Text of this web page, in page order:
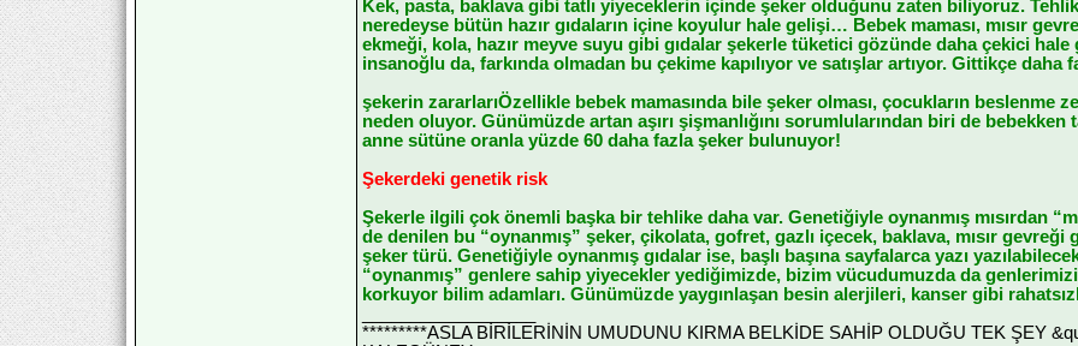
Kek, pasta, baklava gibi tatlı yiyeceklerin içinde şeker olduğunu zaten biliyoruz.
neredeyse bütün hazır gıdaların içine koyulur hale gelişi… Bebek maması, mısır
ekmeği, kola, hazır meyve suyu gibi gıdalar şekerle tüketici gözünde daha çekici hale
insanoğlu da, farkında olmadan bu çekime kapılıyor ve satışlar artıyor. Gittikçe daha
şekerin zararlarıÖzellikle bebek mamasında bile şeker olması, çocukların
neden oluyor. Günümüzde artan aşırı şişmanlığını sorumlularından biri de bebekken
anne sütüne oranla yüzde 60 daha fazla şeker bulunuyor!
Şekerdeki genetik risk
Şekerle ilgili çok önemli başka bir tehlike daha var. Genetiğiyle oynanmış mısırdan
de denilen bu “oynanmış” şeker, çikolata, gofret, gazlı içecek, baklava, mısır
şeker türü. Genetiğiyle oynanmış gıdalar ise, başlı başına sayfalarca yazı
“oynanmış” genlere sahip yiyecekler yediğimizde, bizim vücudumuzda da
korkuyor bilim adamları. Günümüzde yaygınlaşan besin alerjileri, kanser gibi
*********ASLA BİRİLERİNİN UMUDUNU KIRMA BELKİDE SAHİP OLDUĞU TEK ŞEY